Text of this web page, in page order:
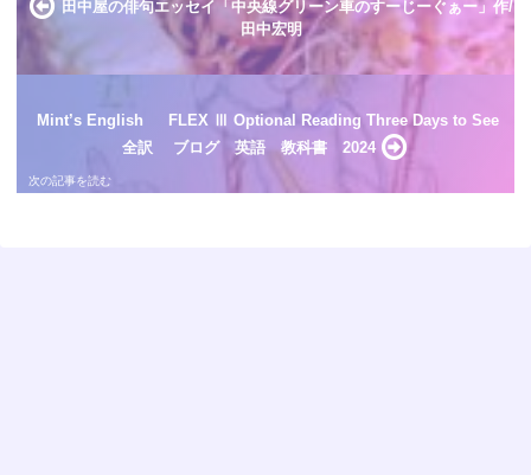
田中屋の俳句エッセイ「中央線グリーン車のすーじーぐぁー」作/
田中宏明
Mint’s English FLEX Ⅲ Optional Reading Three Days to See
全訳 ブログ 英語 教科書 2024